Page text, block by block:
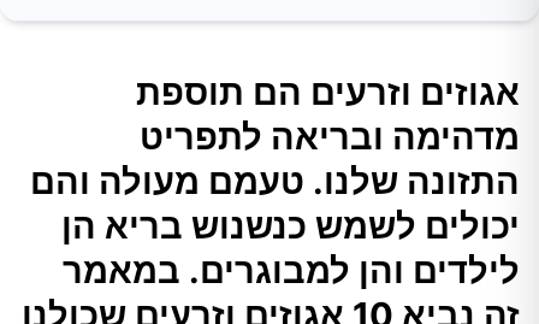
התזונה שלנו. טעמם מעולה והם יכולים לשמש
כנשנוש בריא הן לילדים והן למבוגרים. במאמר זה
נביא 10 אגוזים וזרעים שכולנו צריכים לאכול מדי
יום.
הנה 10 האגוזים והזרעים שאנחנו צריכים לאכול כל
יום
אגוזים וזרעים הם תוספת
מדהימה ובריאה לתפריט
התזונה שלנו. טעמם מעולה והם
יכולים לשמש כנשנוש בריא הן
לילדים והן למבוגרים. במאמר
זה נביא 10 אגוזים וזרעים שכולנו